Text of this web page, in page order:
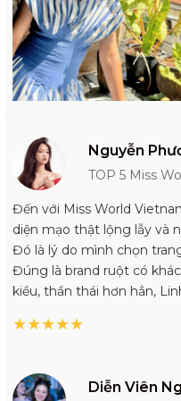
Nguyễn
TOP 5 Miss
Đến với Miss World
diện mạo thật lộng lẫy và
Đó là lý do mình chọn
Đúng là brand ruột có
kiều, thần thái hơn hẳn,
★★★★★
Diễn Viên